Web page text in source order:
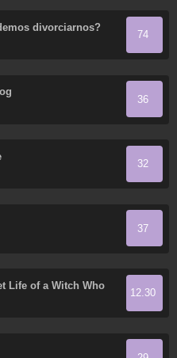
divorciarnos?
74
36
32
37
Life of a Witch Who
12.30